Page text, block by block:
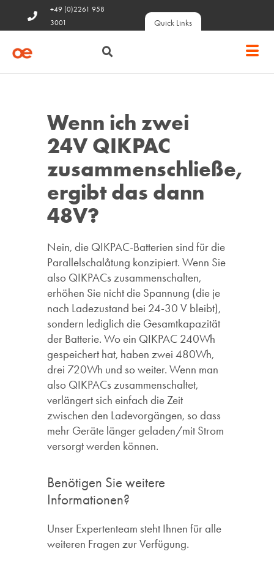
+49 (0)2261 958
3001
Quick Links
Wenn ich zwei
24V QIKPAC
zusammenschließe,
ergibt das dann
48V?
Nein, die QIKPAC-Batterien sind für die
Parallelschalåtung konzipiert. Wenn Sie
also QIKPACs zusammenschalten,
erhöhen Sie nicht die Spannung (die je
nach Ladezustand bei 24-30 V bleibt),
sondern lediglich die Gesamtkapazität
der Batterie. Wo ein QIKPAC 240Wh
gespeichert hat, haben zwei 480Wh,
drei 720Wh und so weiter. Wenn man
also QIKPACs zusammenschaltet,
verlängert sich einfach die Zeit
zwischen den Ladevorgängen, so dass
mehr Geräte länger geladen/mit Strom
versorgt werden können.
Benötigen Sie weitere
Informationen?
Unser Expertenteam steht Ihnen für alle
weiteren Fragen zur Verfügung.